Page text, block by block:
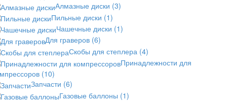
Алмазные диски (3)
Пильные диски (1)
Чашечные диски (1)
Для граверов (6)
Скобы для степлера (4)
Принадлежности для
(10)
Запчасти (6)
Газовые баллоны (1)